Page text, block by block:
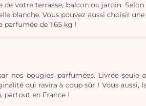
votre terrasse, balcon ou jardin.
blanche. Vous pouvez aussi choisir
de 1,65 kg !
nos bougies parfumées. Livrée seule
qui ravira à coup sûr ! Vous
partout en France !